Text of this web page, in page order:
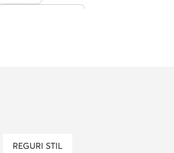
REGURI STIL